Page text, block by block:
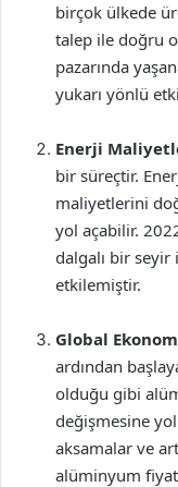
birçok ülkede
talep ile doğru
pazarında
yukarı yönlü
Enerji
bir süreçtir.
maliyetlerini
yol açabilir.
dalgalı bir seyir
etkilemiştir.
Global
ardından
olduğu gibi
değişmesine yol
aksamalar ve
alüminyum